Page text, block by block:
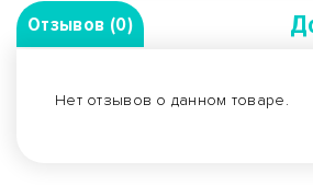
Отзывов (0)
Нет отзывов о данном товаре.